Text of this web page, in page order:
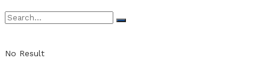
No Result